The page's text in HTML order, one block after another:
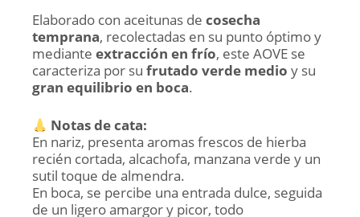
Elaborado con aceitunas de cosecha
temprana, recolectadas en su punto óptimo y
mediante extracción en frío, este AOVE se
caracteriza por su frutado verde medio y su
gran equilibrio en boca.
Notas de cata:
En nariz, presenta aromas frescos de hierba
recién cortada, alcachofa, manzana verde y un
sutil toque de almendra.
En boca, se percibe una entrada dulce, seguida
de un ligero amargor y picor, todo